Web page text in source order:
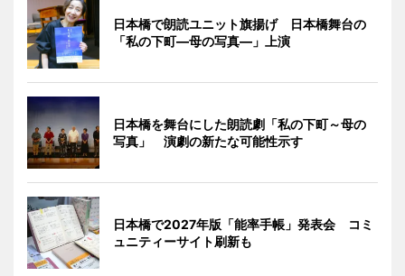
日本橋で朗読ユニット旗揚げ 日本橋舞台の
「私の下町―母の写真―」上演
日本橋を舞台にした朗読劇「私の下町～母の
写真」 演劇の新たな可能性示す
日本橋で2027年版「能率手帳」発表会 コミ
ュニティーサイト刷新も